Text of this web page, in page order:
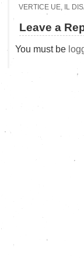
VERTICE UE, IL
Leave a
You must be